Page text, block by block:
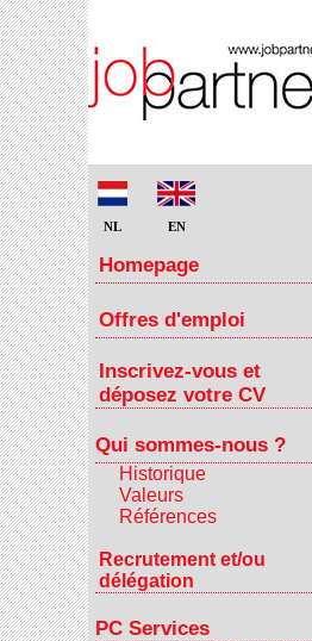
NL EN
Homepage
Offres d'emploi
Inscrivez-vous et
déposez votre CV
Qui sommes-nous ?
Historique
Valeurs
Références
Recrutement et/ou
délégation
PC Services